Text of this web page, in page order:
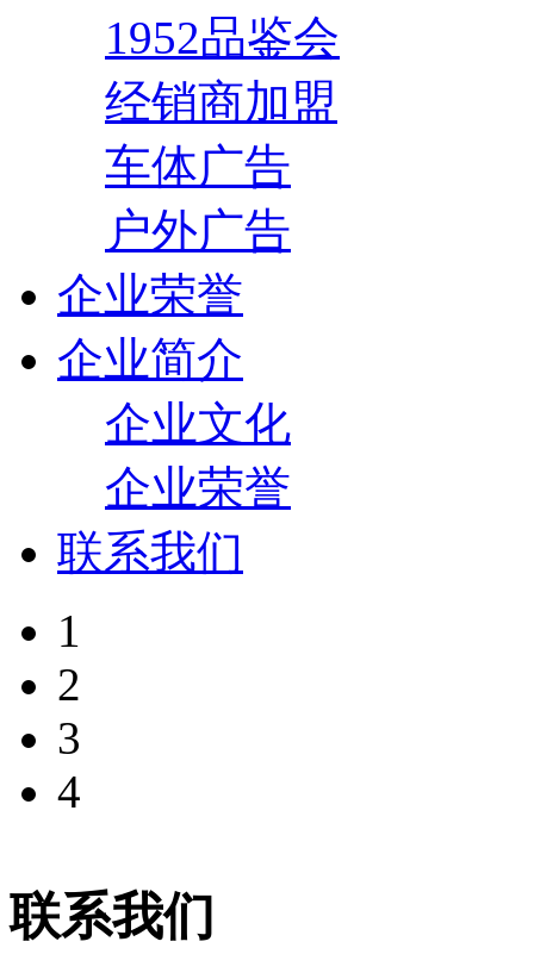
1952品鉴会
经销商加盟
车体广告
户外广告
企业荣誉
企业简介
企业文化
企业荣誉
联系我们
1
2
3
4
联系我们